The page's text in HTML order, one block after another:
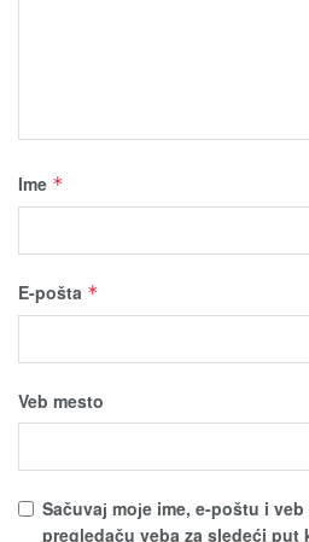
Ime *
E-pošta *
Veb mesto
Sačuvaј moјe ime, e-poštu i
pregledaču veba za sledeći put